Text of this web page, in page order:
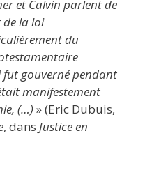
et Calvin parlent de
de la loi
du
gouverné pendant
manifestement
(…)» (Eric Dubuis,
, dans Justice en